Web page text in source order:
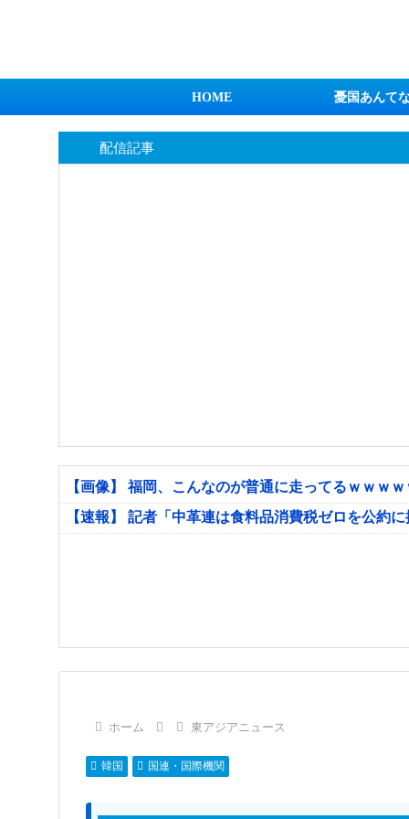
HOME 憂国あんて
配信記事
【画像】 福岡、こんなのが普通に走ってるｗｗｗ
【速報】 記者「中革連は食料品消費税ゼロを公約
ホーム 東アジアニュース
韓国 国連・国際機関